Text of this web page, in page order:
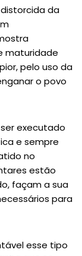
da
maturidade
pelo uso da
o povo
executado
e sempre
no
estão
façam a sua
para
esse tipo